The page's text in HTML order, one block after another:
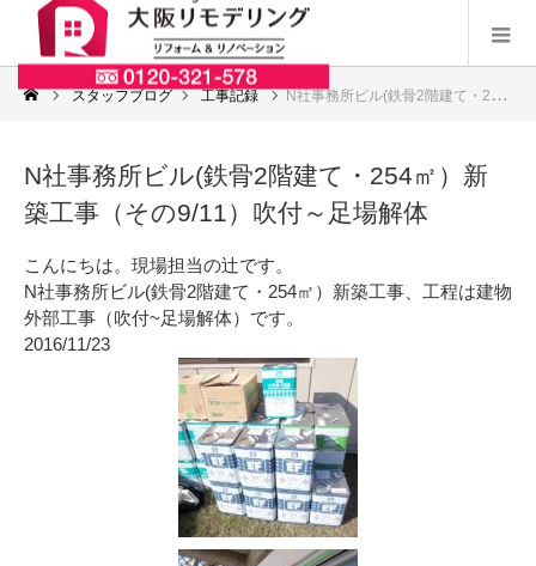
スタッフブログ 工事記録 N社事務所ビル(鉄骨2階建て・254㎡）新築工事（その9/11）吹付～足場解体
N社事務所ビル(鉄骨2階建て・254㎡）新
築工事（その9/11）吹付～足場解体
こんにちは。現場担当の辻です。
N社事務所ビル(鉄骨2階建て・254㎡）新築工事、工程は建物
外部工事（吹付~足場解体）です。
2016/11/23